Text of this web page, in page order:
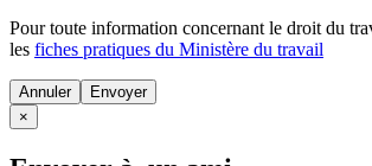
Pour toute information concernant le droit du
les fiches pratiques du Ministère du travail
Annuler
×